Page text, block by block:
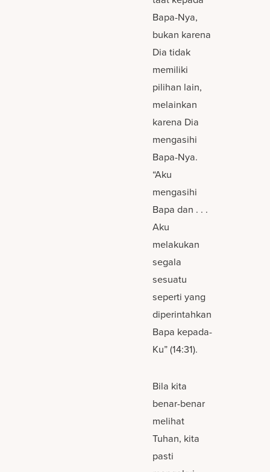
Bapa-Nya,
bukan karena
Dia tidak
memiliki
pilihan lain,
melainkan
karena Dia
mengasihi
Bapa-Nya.
“Aku
mengasihi
Bapa dan . . .
Aku
melakukan
segala
sesuatu
seperti yang
diperintahkan
Bapa kepada-
Ku” (14:31).
Bila kita
benar-benar
melihat
Tuhan, kita
pasti